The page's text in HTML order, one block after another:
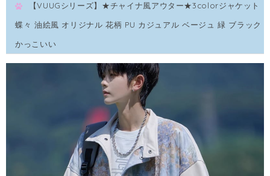
【VUUGシリーズ】★チャイナ風アウター★3colorジャケット
蝶々 油絵風 オリジナル 花柄 PU カジュアル ベージュ 緑 ブラック
かっこいい